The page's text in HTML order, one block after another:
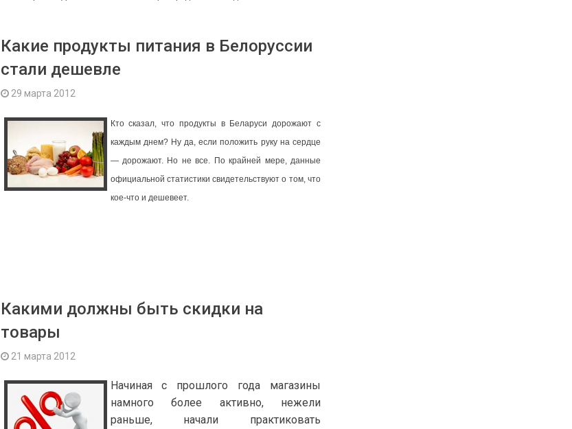
Какие продукты питания в Белоруссии
стали дешевле
29 марта 2012
Кто сказал, что продукты в Беларуси дорожают с
каждым днем? Ну да, если положить руку на сердце
— дорожают. Но не все. По крайней мере, данные
официальной статистики свидетельствуют о том, что
кое-что и дешевеет.
Какими должны быть скидки на
товары
21 марта 2012
Начиная с прошлого года магазины
намного более активно, нежели
раньше, начали практиковать